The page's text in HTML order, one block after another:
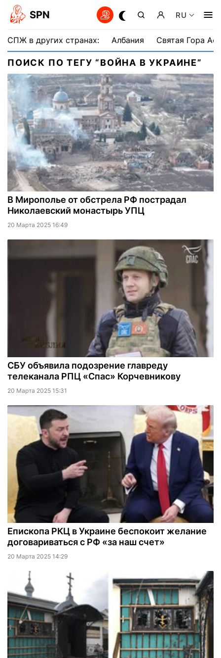
SPN RU
СПЖ в других странах: Албания Святая Гора
ПОИСК ПО ТЕГУ “ВОЙНА В УКРАИНЕ”
В Мирополье от обстрела РФ пострадал
Николаевский монастырь УПЦ
20 Марта 2025 16:49
СБУ объявила подозрение главреду
телеканала РПЦ «Спас» Корчевникову
20 Марта 2025 15:31
Епископа РКЦ в Украине беспокоит желание
договариваться с РФ «за наш счет»
20 Марта 2025 14:29